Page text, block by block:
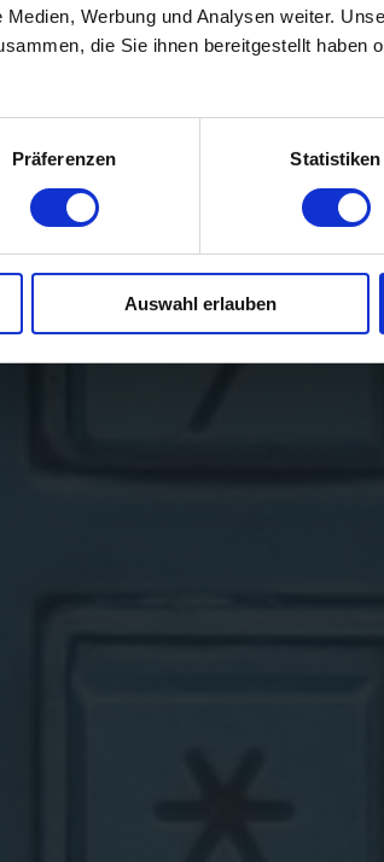
Werbung und Analysen weiter.
die Sie ihnen bereitgestellt haben
Präferenzen Statistiken
Auswahl erlauben